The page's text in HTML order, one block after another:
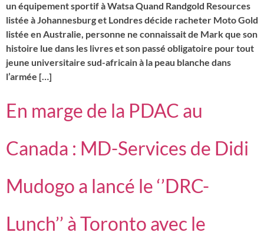
un équipement sportif à Watsa Quand Randgold Resources
listée à Johannesburg et Londres décide racheter Moto Gold
listée en Australie, personne ne connaissait de Mark que son
histoire lue dans les livres et son passé obligatoire pour tout
jeune universitaire sud-africain à la peau blanche dans
l’armée […]
En marge de la PDAC au
Canada : MD-Services de Didi
Mudogo a lancé le ‘’DRC-
Lunch’’ à Toronto avec le